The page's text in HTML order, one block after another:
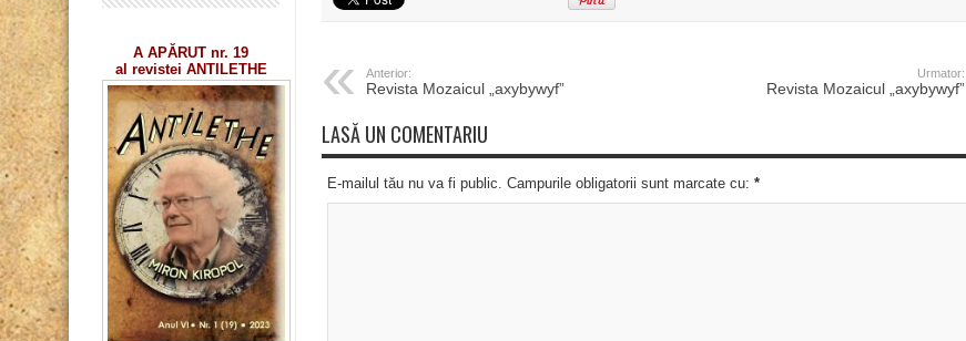
Anterior:
Revista Mozaicul „axybywyf”
Urmator:
Revista Mozaicul „axybywyf”
LASĂ UN COMENTARIU
E-mailul tău nu va fi public. Campurile obligatorii sunt marcate cu: *
A APĂRUT nr. 19
al revistei ANTILETHE